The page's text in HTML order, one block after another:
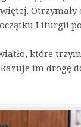
Otrzymały
Liturgii
które
im drogę